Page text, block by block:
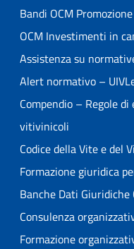
Bandi OCM
OCM Investimenti in
Assistenza su
Alert normativo –
Compendio – Regole
vitivinicoli
Codice della Vite e del
Formazione giuridica
Banche Dati Giuridiche
Consulenza
Formazione